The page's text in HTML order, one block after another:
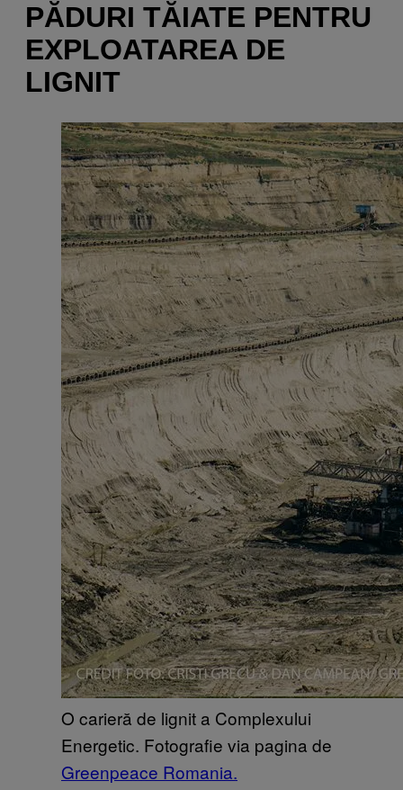
PĂDURI TĂIATE PENTRU
EXPLOATAREA DE
LIGNIT
O carieră de lignit a Complexului
Energetic. Fotografie via pagina de
Greenpeace Romania.